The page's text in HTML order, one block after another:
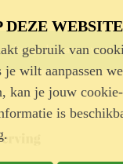
DEZE WEBSITE
gebruik van
wilt aanpassen
kan je jouw
is
.